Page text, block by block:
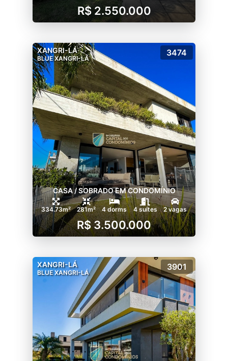
R$ 2.550.000
XANGRI-LÁ
BLUE XANGRI-LÁ
3474
CASA / SOBRADO EM CONDOMÍNIO
334.73m² 281m² 4 dorms 4 suítes 2 vagas
R$ 3.500.000
XANGRI-LÁ
BLUE XANGRI-LÁ
3901